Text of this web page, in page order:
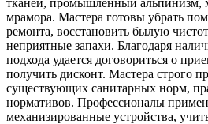
мрамора. Мастера готовы убрать
ремонта, восстановить былую
неприятные запахи. Благодаря
подхода удается договориться о
получить дисконт. Мастера строго
существующих санитарных норм,
нормативов. Профессионалы
механизированные устройства,